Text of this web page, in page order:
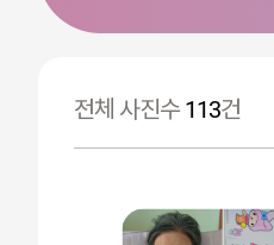
전체 사진수113건